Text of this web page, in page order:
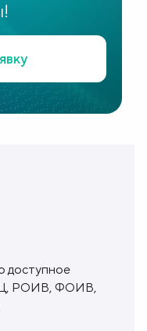
доступное
РОИВ, ФОИВ,